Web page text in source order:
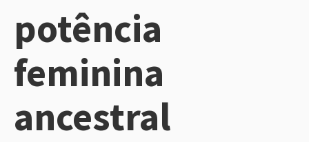
potência
feminina
ancestral